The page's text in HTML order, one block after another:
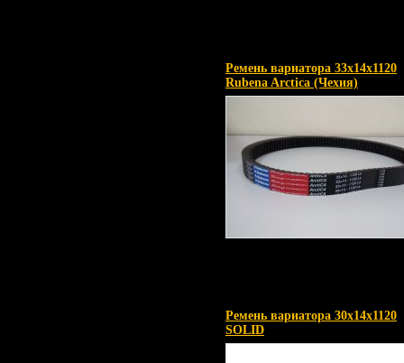
Ремень вариатора 33х14х1120
Rubena Arctica (Чехия)
Ремень вариатора 30х14х1120
SOLID